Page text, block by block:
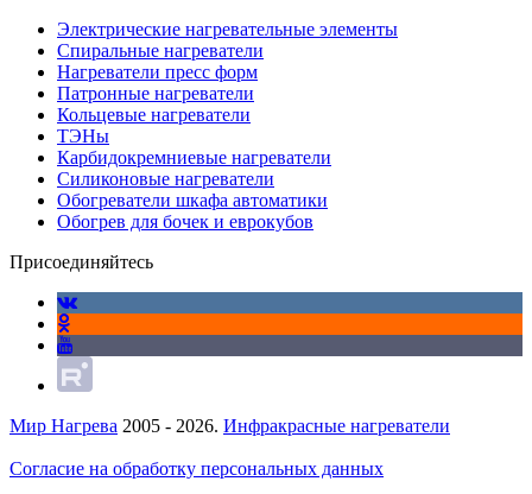
Электрические нагревательные элементы
Спиральные нагреватели
Нагреватели пресс форм
Патронные нагреватели
Кольцевые нагреватели
ТЭНы
Карбидокремниевые нагреватели
Силиконовые нагреватели
Обогреватели шкафа автоматики
Обогрев для бочек и еврокубов
Присоединяйтесь
Мир Нагрева 2005 - 2026. Инфракрасные нагреватели
Согласие на обработку персональных данных